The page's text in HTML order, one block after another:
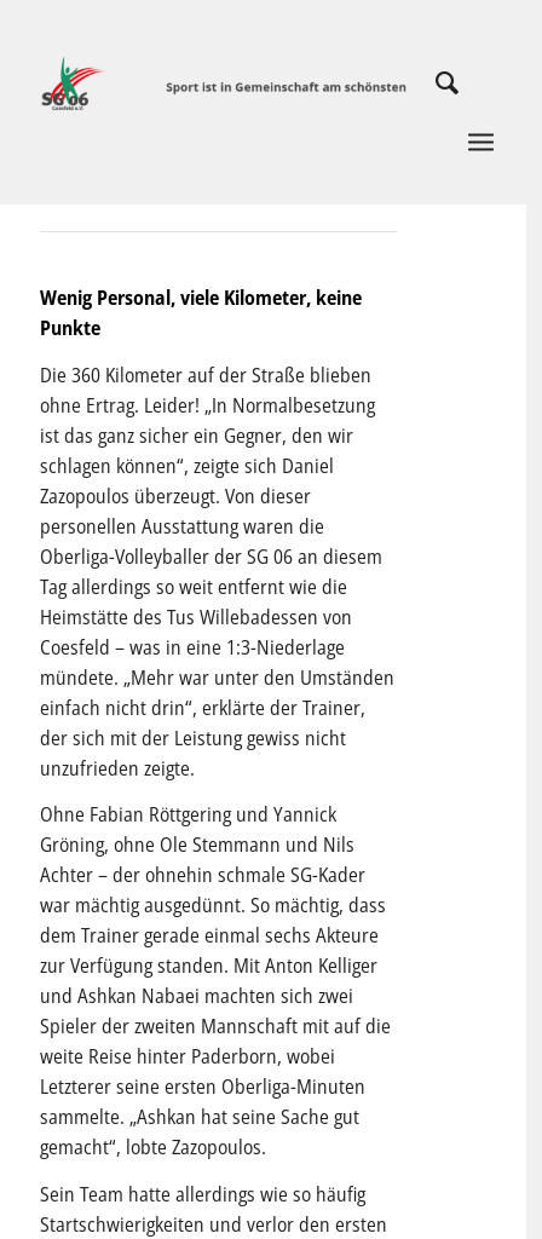
Wenig Personal, viele Kilometer, keine
Punkte
Die 360 Kilometer auf der Straße blieben
ohne Ertrag. Leider! „In Normalbesetzung
ist das ganz sicher ein Gegner, den wir
schlagen können“, zeigte sich Daniel
Zazopoulos überzeugt. Von dieser
personellen Ausstattung waren die
Oberliga-Volleyballer der SG 06 an diesem
Tag allerdings so weit entfernt wie die
Heimstätte des Tus Willebadessen von
Coesfeld – was in eine 1:3-Niederlage
mündete. „Mehr war unter den Umständen
einfach nicht drin“, erklärte der Trainer,
der sich mit der Leistung gewiss nicht
unzufrieden zeigte.
Ohne Fabian Röttgering und Yannick
Gröning, ohne Ole Stemmann und Nils
Achter – der ohnehin schmale SG-Kader
war mächtig ausgedünnt. So mächtig, dass
dem Trainer gerade einmal sechs Akteure
zur Verfügung standen. Mit Anton Kelliger
und Ashkan Nabaei machten sich zwei
Spieler der zweiten Mannschaft mit auf die
weite Reise hinter Paderborn, wobei
Letzterer seine ersten Oberliga-Minuten
sammelte. „Ashkan hat seine Sache gut
gemacht“, lobte Zazopoulos.
Sein Team hatte allerdings wie so häufig
Startschwierigkeiten und verlor den ersten